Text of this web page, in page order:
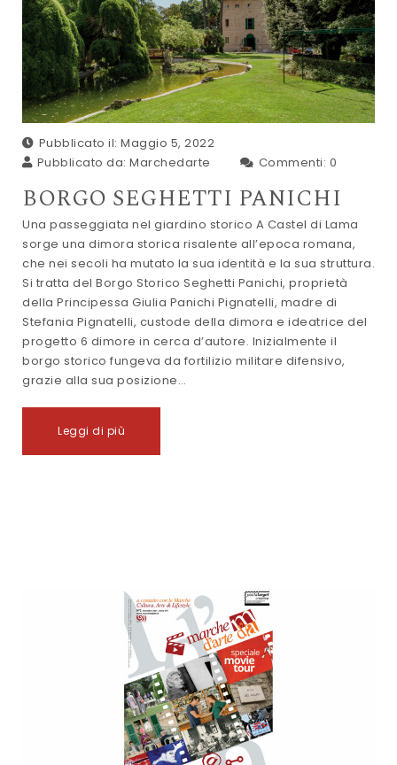
Pubblicato il: Maggio 5, 2022
Pubblicato da: Marchedarte Commenti: 0
BORGO SEGHETTI PANICHI
Una passeggiata nel giardino storico A Castel di Lama
sorge una dimora storica risalente all’epoca romana,
che nei secoli ha mutato la sua identità e la sua struttura.
Si tratta del Borgo Storico Seghetti Panichi, proprietà
della Principessa Giulia Panichi Pignatelli, madre di
Stefania Pignatelli, custode della dimora e ideatrice del
progetto 6 dimore in cerca d’autore. Inizialmente il
borgo storico fungeva da fortilizio militare difensivo,
grazie alla sua posizione…
Leggi di più